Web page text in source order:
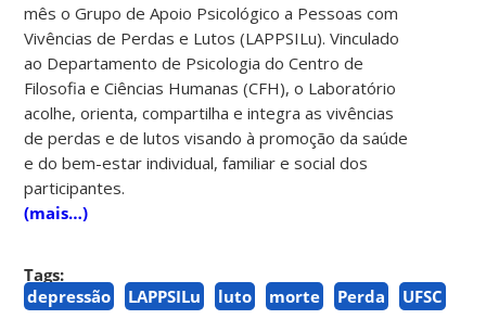
mês o Grupo de Apoio Psicológico a Pessoas com
Vivências de Perdas e Lutos (LAPPSILu). Vinculado
ao Departamento de Psicologia do Centro de
Filosofia e Ciências Humanas (CFH), o Laboratório
acolhe, orienta, compartilha e integra as vivências
de perdas e de lutos visando à promoção da saúde
e do bem-estar individual, familiar e social dos
participantes.
(mais…)
Tags:
depressão
LAPPSILu luto morte Perda UFSC